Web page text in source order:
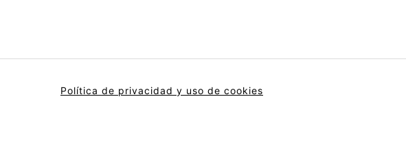
Política de privacidad y uso de cookies